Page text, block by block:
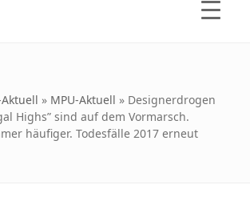
Aktuell » MPU-Aktuell » Designerdrogen
Highs” sind auf dem Vormarsch.
häufiger. Todesfälle 2017 erneut